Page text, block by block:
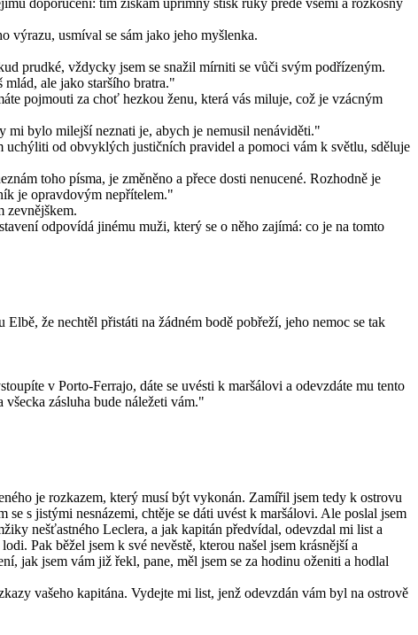
doporučení: tím získám upřímný stisk ruky přede všemi a rozkošný
výrazu, usmíval se sám jako jeho myšlenka.
prudké, vždycky jsem se snažil mírniti se vůči svým podřízeným.
ale jako staršího bratra."
pojmouti za choť hezkou ženu, která vás miluje, což je vzácným
bylo milejší neznati je, abych je nemusil nenáviděti."
uchýliti od obvyklých justičních pravidel a pomoci vám k světlu, sděluje
toho písma, je změněno a přece dosti nenucené. Rozhodně je
je opravdovým nepřítelem."
zevnějškem.
odpovídá jinému muži, který se o něho zajímá: co je na tomto
že nechtěl přistáti na žádném bodě pobřeží, jeho nemoc se tak
v Porto-Ferrajo, dáte se uvésti k maršálovi a odevzdáte mu tento
zásluha bude náležeti vám."
je rozkazem, který musí být vykonán. Zamířil jsem tedy k ostrovu
s jistými nesnázemi, chtěje se dáti uvést k maršálovi. Ale poslal jsem
nešťastného Leclera, a jak kapitán předvídal, odevzdal mi list a
Pak běžel jsem k své nevěstě, kterou našel jsem krásnější a
jak jsem vám již řekl, pane, měl jsem se za hodinu oženiti a hodlal
vašeho kapitána. Vydejte mi list, jenž odevzdán vám byl na ostrově